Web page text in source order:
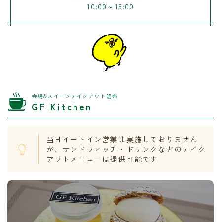
10:00～15:00
会場&スイーツテイクアウト販売
GF Kitchen
当日イートイン営業は実施しておりません
が、サンドウィッチ・ドリンクなどのテイク
アウトメニューは提供可能です